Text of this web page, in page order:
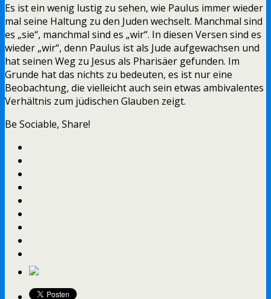
Es ist ein wenig lustig zu sehen, wie Paulus immer wieder
mal seine Haltung zu den Juden wechselt. Manchmal sind
es „sie“, manchmal sind es „wir“. In diesen Versen sind es
wieder „wir“, denn Paulus ist als Jude aufgewachsen und
hat seinen Weg zu Jesus als Pharisäer gefunden. Im
Grunde hat das nichts zu bedeuten, es ist nur eine
Beobachtung, die vielleicht auch sein etwas ambivalentes
Verhältnis zum jüdischen Glauben zeigt.
Be Sociable, Share!